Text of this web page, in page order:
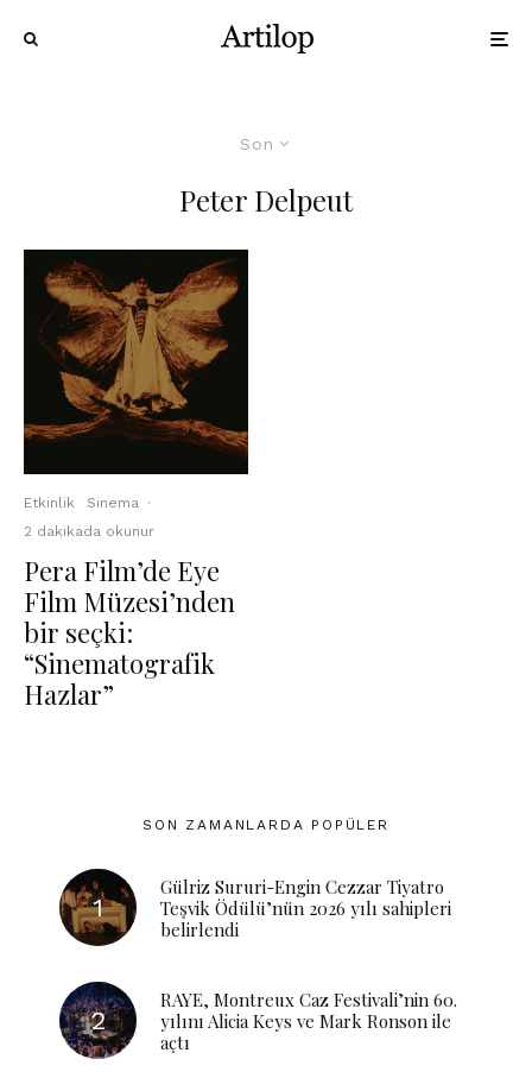
Son
Peter Delpeut
Etkinlik Sinema ·
2 dakikada okunur
Pera Film’de Eye
Film Müzesi’nden
bir seçki:
“Sinematografik
Hazlar”
SON ZAMANLARDA POPÜLER
Gülriz Sururi-Engin Cezzar Tiyatro
Teşvik Ödülü’nün 2026 yılı sahipleri
belirlendi
RAYE, Montreux Caz Festivali’nin 60.
yılını Alicia Keys ve Mark Ronson ile
açtı